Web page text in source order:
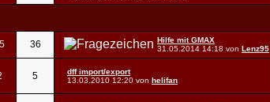
36
Hilfe mit GMAX
31.05.2014 14:18 von Lenz95
5
dff import/export
13.03.2010 12:20 von helifan